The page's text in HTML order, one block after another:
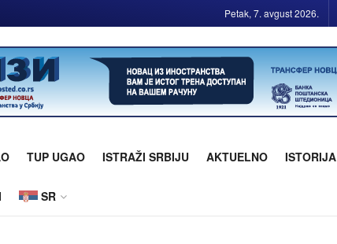
Petak, 7. avgust 2026.
TUP UGAO ISTRAŽI SRBIJU AKTUELNO ISTORIJA
SR